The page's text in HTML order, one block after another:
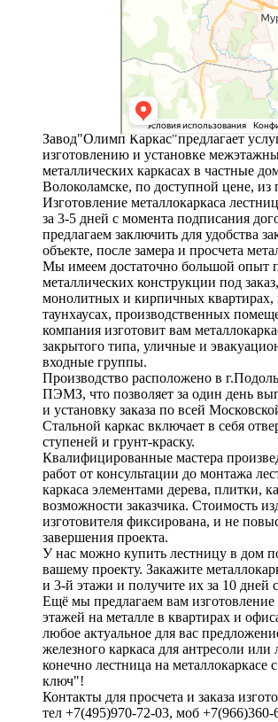
Завод"Олимп Каркас"предлагает
изготовлению и установке
металлических каркасах в частные
Волоколамске, по доступной цене, из
Изготовление металлокаркаса
за 3-5 дней с момента подписания
предлагаем заключить для удобства
объекте, после замера и просчета
Мы имеем достаточно большой опыт
металлических конструкции под
монолитных и кирпичных квартирах,
таунхаусах, производственных
компания изготовит вам
закрытого типа, уличные и
входные группы.
Производство расположено в
ПЭМЗ, что позволяет за один день
и установку заказа по всей
Стальной каркас включает в себя
ступеней и грунт-краску.
Квалифицированные мастера
работ от консультации до монтажа
каркаса элементами дерева, плитки,
возможности заказчика. Стоимость
изготовителя фиксирована, и не
завершения проекта.
У нас можно купить лестницу в дом
вашему проекту. Закажите
и 3-й этажи и получите их за 10 дней
Ещё мы предлагаем вам изготовление
этажей на металле в квартирах и
любое актуальное для вас
железного каркаса для антресоли
конечно лестница на металлокаркасе
ключ"!
Контакты для просчета и заказа
тел +7(495)970-72-03, моб +7(966)360-